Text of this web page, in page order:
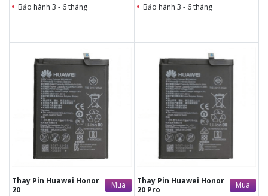
Bảo hành 3 - 6 tháng
Bảo hành 3 - 6 tháng
Thay Pin Huawei Honor
20
Mua
490.000đ Liên hệ
Vệ sinh máy miễn phí
Thời gian lấy máy 30 - 45
phút
Tư vấn giải đáp rõ ràng
Xem trực tiếp quá trình
thay/ép mặt kính
Tùy ý lựa chọn mặt
kính thay
Bảo hành 12 tháng
Thay Pin Huawei Honor
20 Pro
Mua
490.000đ Liên hệ
Vệ sinh máy miễn phí
Thời gian lấy máy 30 - 45
phút
Tư vấn giải đáp rõ ràng
Xem trực tiếp quá trình
thay/ép mặt kính
Tùy ý lựa chọn mặt
kính thay